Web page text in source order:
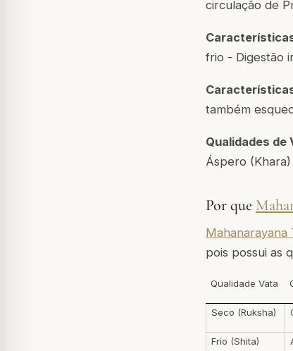
circulação de
frio - Digestão
também
Qualidades de
Áspero
Por que
Mahanarayana
pois possui as
Qualidade Vata
Seco (Ruksha)
Frio (Shita)